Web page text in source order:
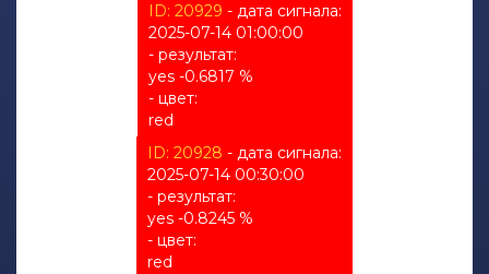
ID: 20929 - дата сигнала:
2025-07-14 01:00:00
- результат:
yes -0.6817 %
- цвет:
red
ID: 20928 - дата сигнала:
2025-07-14 00:30:00
- результат:
yes -0.8245 %
- цвет:
red